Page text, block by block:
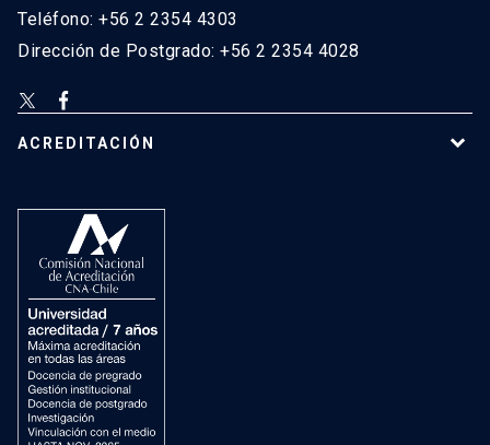
Teléfono: +56 2 2354 4303
Dirección de Postgrado: +56 2 2354 4028
ACREDITACIÓN